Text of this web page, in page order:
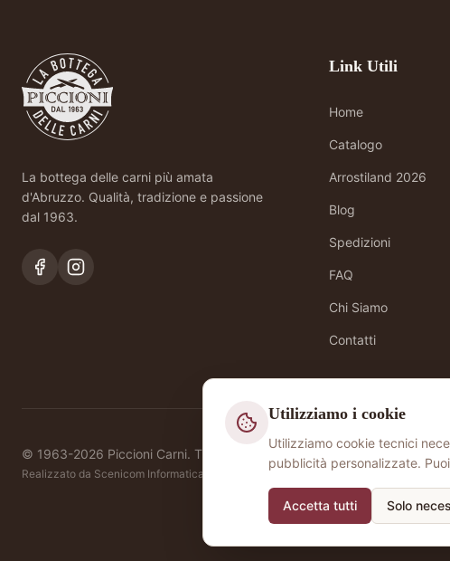
La bottega delle carni più amata
d'Abruzzo. Qualità, tradizione e passione
dal 1963.
Link Utili
Home
Catalogo
Arrostiland 2026
Blog
Spedizioni
FAQ
Chi Siamo
Contatti
© 1963-2026 Piccioni Carni. Tutti i diritti riservati. P.IVA 00254450679
Realizzato da Scenicom Informatica
Utilizziamo i cookie
Utilizziamo cookie tecnici
pubblicità personalizzate.
Accetta tutti Solo